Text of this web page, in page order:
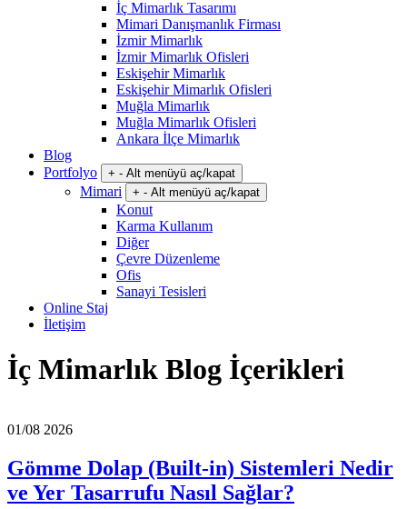
İç Mimarlık Tasarımı
Mimari Danışmanlık Firması
İzmir Mimarlık
İzmir Mimarlık Ofisleri
Eskişehir Mimarlık
Eskişehir Mimarlık Ofisleri
Muğla Mimarlık
Muğla Mimarlık Ofisleri
Ankara İlçe Mimarlık
Blog
Portfolyo
+ - Alt menüyü aç/kapat
Mimari + - Alt menüyü aç/kapat
Konut
Karma Kullanım
Diğer
Çevre Düzenleme
Ofis
Sanayi Tesisleri
Online Staj
İletişim
İç Mimarlık Blog İçerikleri
01/08 2026
Gömme Dolap (Built-in) Sistemleri Nedir
ve Yer Tasarrufu Nasıl Sağlar?